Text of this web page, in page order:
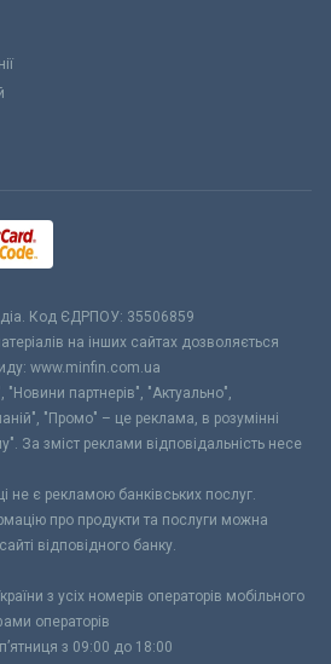
Код ЄДРПОУ: 35506859
на інших сайтах дозволяється
www.minfin.com.ua
партнерів", "Актуально",
"Промо" – це реклама, в розумінні
За зміст реклами відповідальність несе
не є рекламою банківських послуг.
про продукти та послуги можна
відповідного банку.
з усіх номерів операторів мобільного
операторів
з 09:00 до 18:00